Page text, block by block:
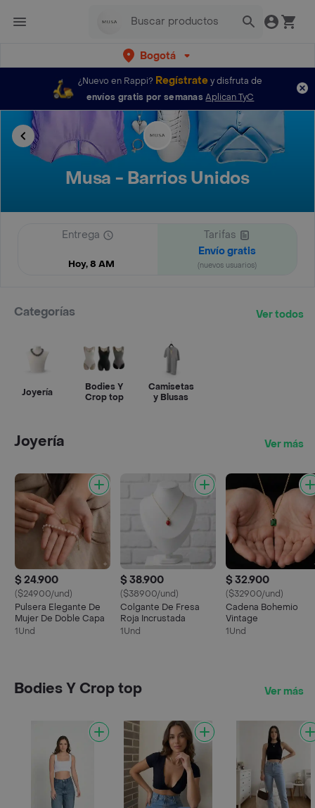
Bogotá
¿Nuevo en Rappi? Regístratey disfruta de
envíos gratis por semanas Aplican TyC
Musa - Barrios Unidos
Entrega
Hoy, 8 AM
Tarifas
Envío gratis
(nuevos usuarios)
Categorías Ver todos
Joyería
Bodies Y
Crop top
Camisetas
y Blusas
Joyería Ver más
$ 24.900
($24900/und)
Pulsera Elegante De
Mujer De Doble Capa
1Und
$ 38.900
($38900/und)
Colgante De Fresa
Roja Incrustada
1Und
$ 32.900
($32900/und)
Cadena Bohemio
Vintage
1Und
Bodies Y Crop top Ver más